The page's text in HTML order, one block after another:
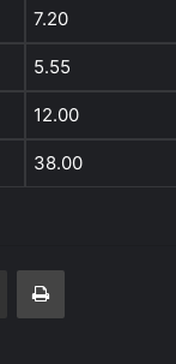
7.20
5.55
12.00
38.00
E-Posta ile paylaşYazdır